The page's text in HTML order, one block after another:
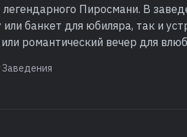
Пиросмани. В
банкет для юбиляра, так и
романтический вечер для
Заведения